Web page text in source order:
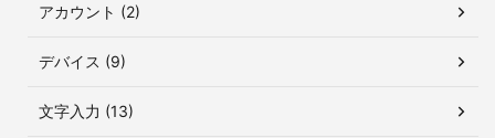
アカウント (2)
デバイス (9)
文字入力 (13)